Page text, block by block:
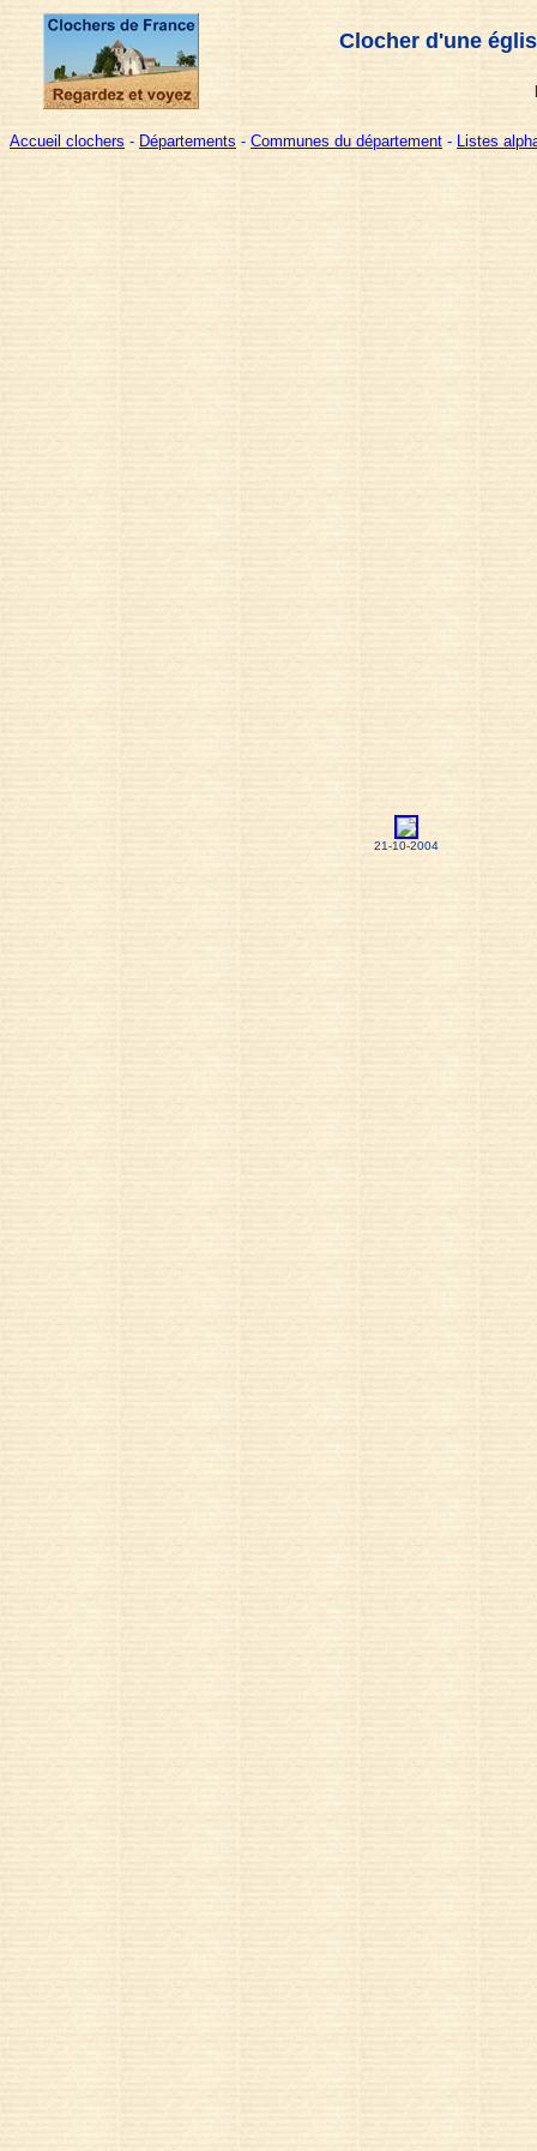
Clocher d'une
Accueil clochers - Départements - Communes du département - Listes
21-10-2004